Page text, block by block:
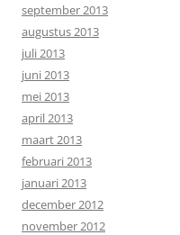
september 2013
augustus 2013
juli 2013
juni 2013
mei 2013
april 2013
maart 2013
februari 2013
januari 2013
december 2012
november 2012